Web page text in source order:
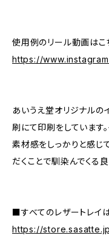
使用例のリール動画はこ
https://
あいうえ堂オリジナルの
刷にて印刷をしています
素材感をしっかりと感じ
だくことで馴染んでくる
■すべてのレザートレイ
https://